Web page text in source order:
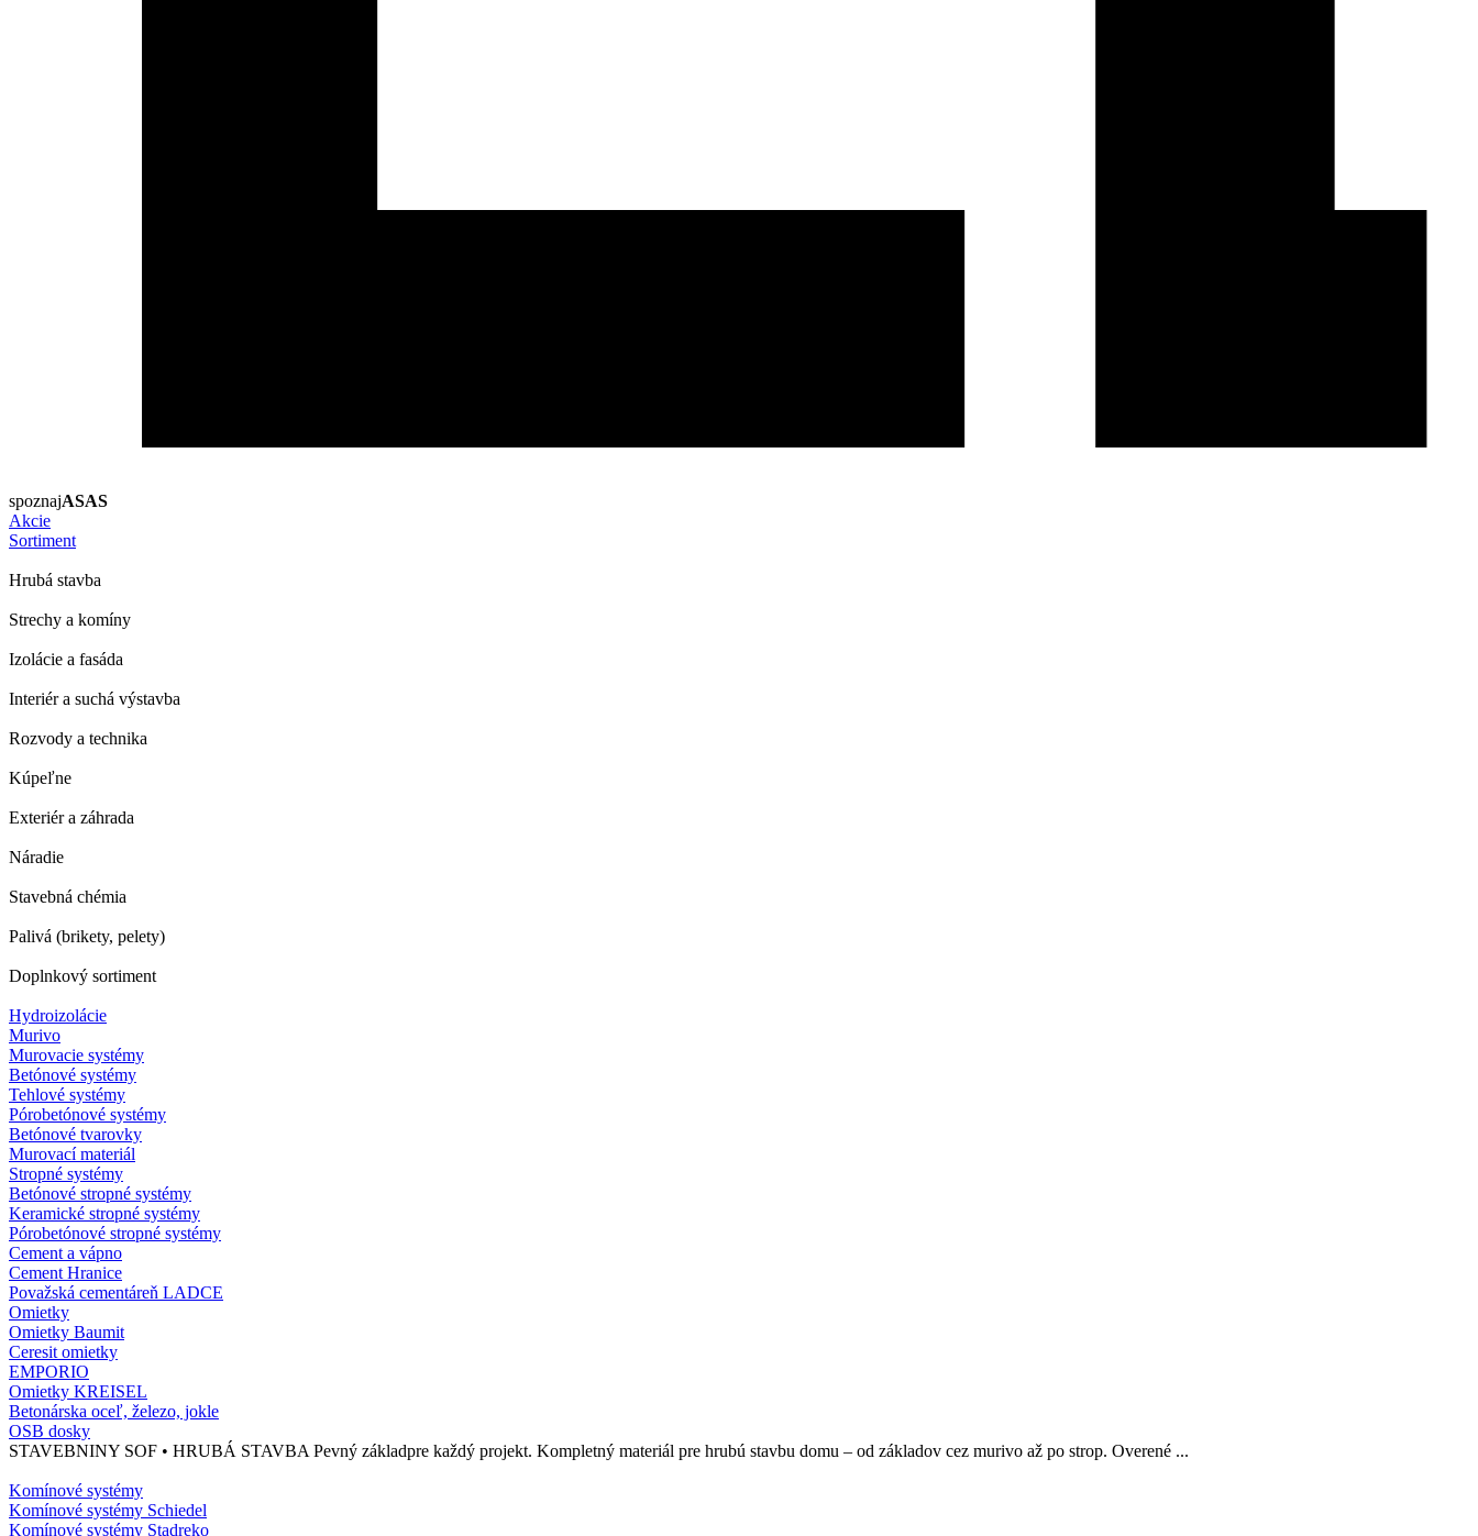
spoznajASAS
Akcie
Sortiment
Hrubá stavba
Strechy a komíny
Izolácie a fasáda
Interiér a suchá výstavba
Rozvody a technika
Kúpeľne
Exteriér a záhrada
Náradie
Stavebná chémia
Palivá (brikety, pelety)
Doplnkový sortiment
Hydroizolácie
Murivo
Murovacie systémy
Betónové systémy
Tehlové systémy
Pórobetónové systémy
Betónové tvarovky
Murovací materiál
Stropné systémy
Betónové stropné systémy
Keramické stropné systémy
Pórobetónové stropné systémy
Cement a vápno
Cement Hranice
Považská cementáreň LADCE
Omietky
Omietky Baumit
Ceresit omietky
EMPORIO
Omietky KREISEL
Betonárska oceľ, železo, jokle
OSB dosky
STAVEBNINY SOF • HRUBÁ STAVBA Pevný základpre každý projekt. Kompletný materiál pre hrubú stavbu domu – od základov cez murivo až po strop. Overené ...
Komínové systémy
Komínové systémy Schiedel
Komínové systémy Stadreko